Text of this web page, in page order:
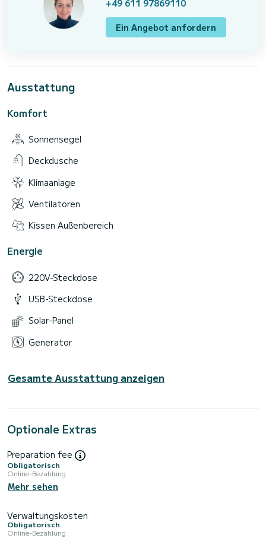
+49 611 97869110
Ein Angebot anfordern
Ausstattung
Komfort
Sonnensegel
Deckdusche
Klimaanlage
Ventilatoren
Kissen Außenbereich
Energie
220V-Steckdose
USB-Steckdose
Solar-Panel
Generator
Gesamte Ausstattung anzeigen
Optionale Extras
Preparation fee
Obligatorisch
Online-Bezahlung
Mehr sehen
Verwaltungskosten
Obligatorisch
Online-Bezahlung